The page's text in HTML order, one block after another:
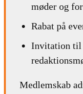
møder og
Rabat på
Invitation til
Medlemskab